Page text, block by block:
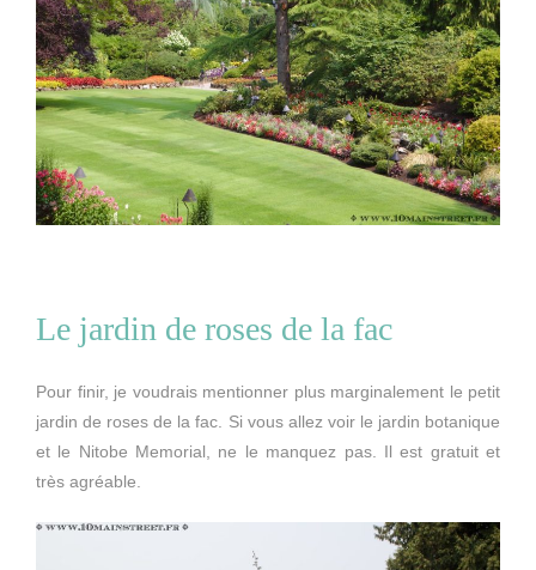
Le jardin de roses de la fac
Pour finir, je voudrais mentionner plus marginalement le petit
jardin de roses de la fac. Si vous allez voir le jardin botanique
et le Nitobe Memorial, ne le manquez pas. Il est gratuit et
très agréable.